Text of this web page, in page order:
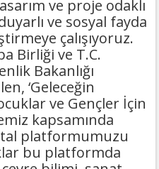
ve proje odaklı
ve sosyal fayda
çalışıyoruz.
Birliği ve T.C.
Bakanlığı
‘Geleceğin
ve Gençler İçin
kapsamında
platformumuzu
bu platformda